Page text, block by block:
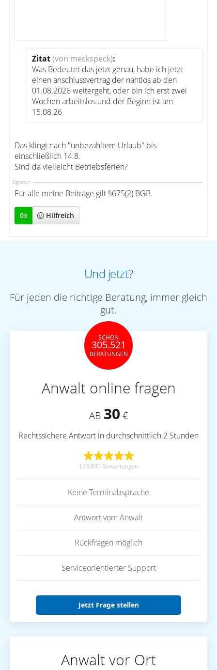
Zitat(von meckspeck):
Was Bedeutet das jetzt genau, habe ich jetzt
einen anschlussvertrag der nahtlos ab den
01.08.2026 weitergeht, oder bin ich erst zwei
Wochen arbeitslos und der Beginn ist am
15.08.26
Das klingt nach "unbezahltem Urlaub" bis
einschließlich 14.8.
Sind da vielleicht Betriebsferien?
Signatur:
Für alle meine Beiträge gilt §675(2) BGB.
0x Hilfreich
Und jetzt?
Für jeden die richtige Beratung, immer gleich
gut.
SCHON
305.521
BERATUNGEN
Anwalt online fragen
AB 30 €
Rechtssichere Antwort in durchschnittlich 2 Stunden
123.830 Bewertungen
Keine Terminabsprache
Antwort vom Anwalt
Rückfragen möglich
Serviceorientierter Support
Jetzt Frage stellen
Anwalt vor Ort